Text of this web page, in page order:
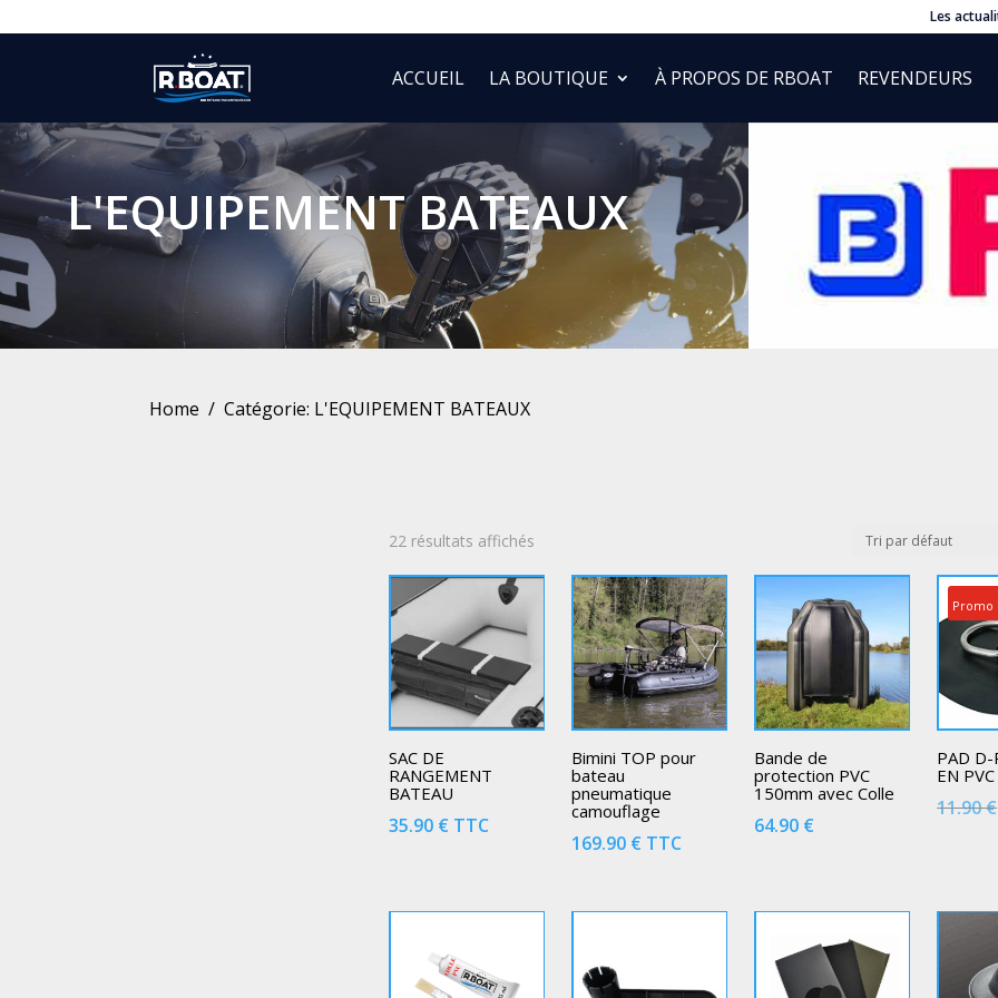
Les
ACCUEIL LA BOUTIQUE À PROPOS DE RBOAT REVENDEURS
L'EQUIPEMENT BATEAUX
Home Catégorie: L'EQUIPEMENT BATEAUX
22 résultats affichés
SAC DE
RANGEMENT
BATEAU
35.90 € TTC
Bimini TOP pour
bateau
pneumatique
camouflage
169.90 € TTC
Bande de
protection PVC
150mm avec Colle
64.90 €
Promo !
PAD
EN PVC
11.90€